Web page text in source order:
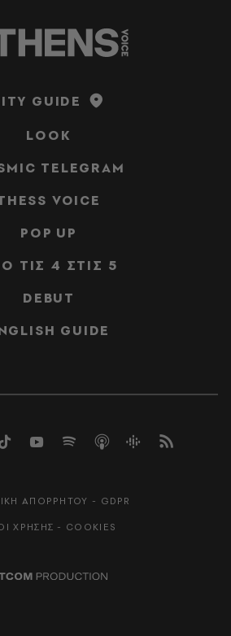
GUIDE
LOOK
TELEGRAM
VOICE
POP UP
ΤΙΣ 4 ΣΤΙΣ 5
DEBUT
GUIDE
ΑΠΟΡΡΗΤΟΥ - GDPR
ΧΡΗΣΗΣ - COOKIES